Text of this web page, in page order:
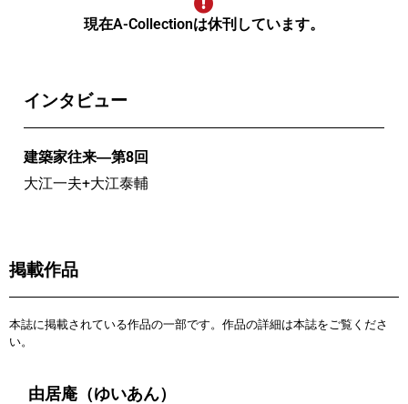
現在A-Collectionは休刊しています。
インタビュー
建築家往来―第8回
大江一夫+大江泰輔
掲載作品
本誌に掲載されている作品の一部です。作品の詳細は本誌をご覧くださ
い。
由居庵（ゆいあん）